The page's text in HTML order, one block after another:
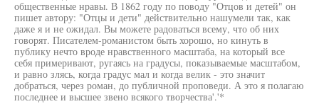
общественные нравы. В 1862 году по поводу "Отцов и детей" он
пишет автору: "Отцы и дети" действительно нашумели так, как
даже я и не ожидал. Вы можете радоваться всему, что об них
говорят. Писателем-романистом быть хорошо, но кинуть в
публику нечто вроде нравственного масштаба, на который все
себя примеривают, ругаясь на градусы, показываемые масштабом,
и равно злясь, когда градус мал и когда велик - это значит
добраться, через роман, до публичной проповеди. А это я полагаю
последнее и высшее звено всякого творчества'.'*